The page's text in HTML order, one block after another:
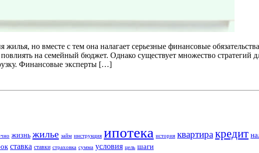
но вместе с тем она налагает серьезные финансовые
на семейный бюджет. Однако существует множество стратегий
Финансовые эксперты […]
жизнь жилье займ инструкция ипотека история квартиракредит
ставка ставки страховка сумма условия цель шаги